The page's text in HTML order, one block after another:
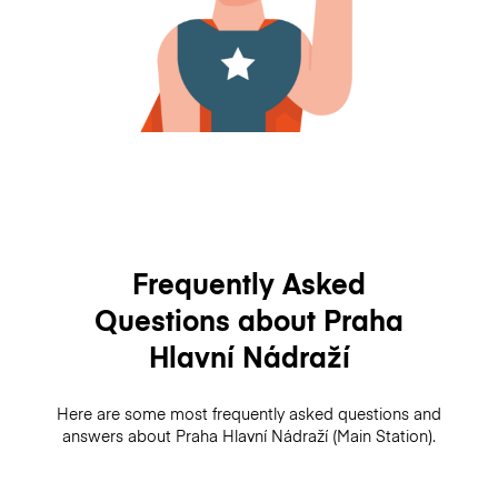
Frequently Asked
Questions about Praha
Hlavní Nádraží
Here are some most frequently asked questions and
answers about Praha Hlavní Nádraží (Main Station).